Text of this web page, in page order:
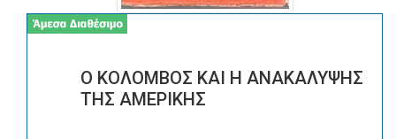
Ο ΚΟΛΟΜΒΟΣ ΚΑΙ Η ΑΝΑΚΑΛΥΨΗΣ
ΤΗΣ ΑΜΕΡΙΚΗΣ